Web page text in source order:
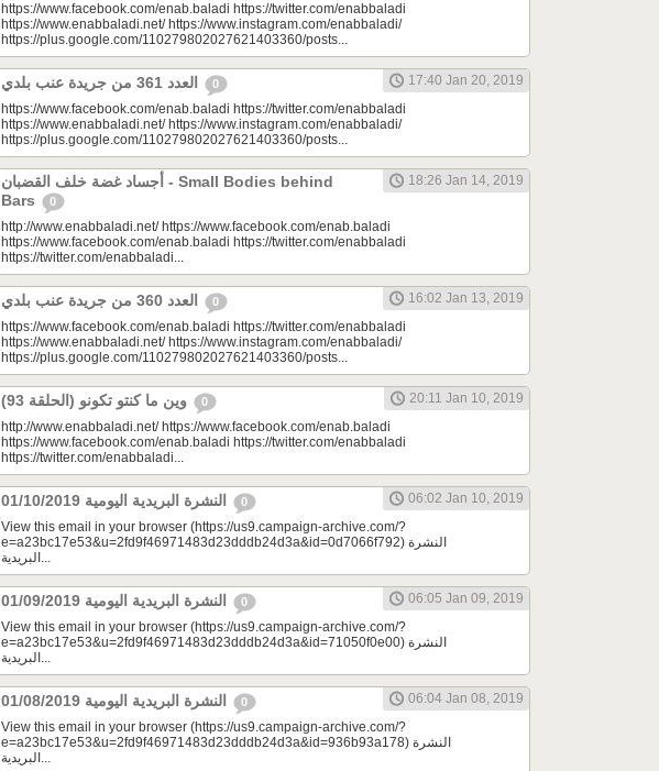
https://www.facebook.com/enab.baladi https://twitter.com/enabbaladi
https://www.enabbaladi.net/ https://www.instagram.com/enabbaladi/
https://plus.google.com/110279802027621403360/posts...
0
17:40 Jan 20, 2019
https://www.facebook.com/enab.baladi https://twitter.com/enabbaladi
https://www.enabbaladi.net/ https://www.instagram.com/enabbaladi/
https://plus.google.com/110279802027621403360/posts...
أجساد غضة خلف القضبان - Small Bodies behind
Bars
0
18:26 Jan 14, 2019
http://www.enabbaladi.net/ https://www.facebook.com/enab.baladi
https://www.facebook.com/enab.baladi https://twitter.com/enabbaladi
https://twitter.com/enabbaladi...
0
16:02 Jan 13, 2019
https://www.facebook.com/enab.baladi https://twitter.com/enabbaladi
https://www.enabbaladi.net/ https://www.instagram.com/enabbaladi/
https://plus.google.com/110279802027621403360/posts...
0
20:11 Jan 10, 2019
http://www.enabbaladi.net/ https://www.facebook.com/enab.baladi
https://www.facebook.com/enab.baladi https://twitter.com/enabbaladi
https://twitter.com/enabbaladi...
0
06:02 Jan 10, 2019
View this email in your browser (https://us9.campaign-archive.com/?
e=a23bc17e53&u=2fd9f46971483d23dddb24d3a&id=0d7066f792) النشرة
البريدية...
0
06:05 Jan 09, 2019
View this email in your browser (https://us9.campaign-archive.com/?
e=a23bc17e53&u=2fd9f46971483d23dddb24d3a&id=71050f0e00) النشرة
البريدية...
0
06:04 Jan 08, 2019
View this email in your browser (https://us9.campaign-archive.com/?
e=a23bc17e53&u=2fd9f46971483d23dddb24d3a&id=936b93a178) النشرة
البريدية...